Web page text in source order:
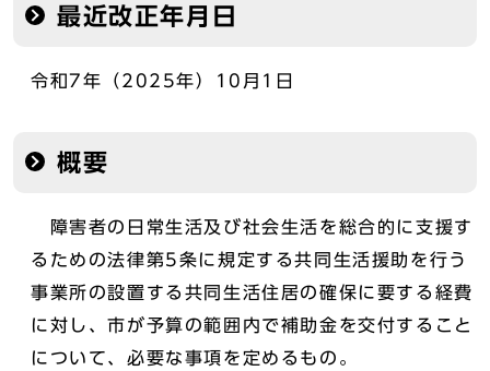
最近改正年月日
令和7年（2025年）10月1日
概要
障害者の日常生活及び社会生活を総合的に支援す
るための法律第5条に規定する共同生活援助を行う
事業所の設置する共同生活住居の確保に要する経費
に対し、市が予算の範囲内で補助金を交付すること
について、必要な事項を定めるもの。